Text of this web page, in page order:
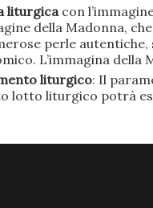
liturgica con
della Madonna,
perle
L’immagina della
liturgico: Il
lotto liturgico potrà